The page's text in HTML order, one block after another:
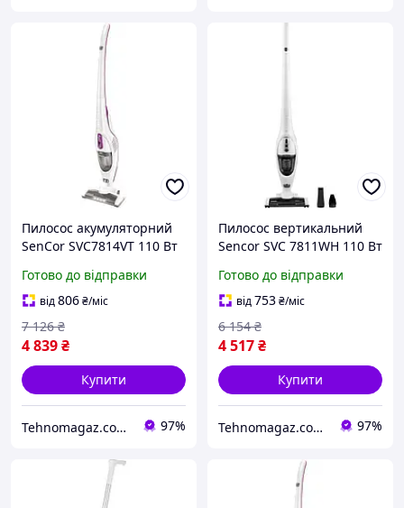
Пилосос акумуляторний
SenCor SVС7814VT 110 Вт
Готово до відправки
від806₴/міс
4 839₴
7 126 ₴
Купити
Tehnomagaz.com.ua - це передовий інтернет-магазин, спеціалізуючийся на продажу техніки 97%
Пилосос вертикальний
Sencor SVC 7811WH 110 Вт
Готово до відправки
від753₴/міс
4 517₴
6 154 ₴
Купити
Tehnomagaz.com.ua - це передовий інтернет-магазин, спеціалізуючийся на продажу техніки 97%